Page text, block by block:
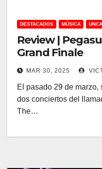
DESTACADOS MÚSICA
Review |
Grand Finale
MAR 30, 2025
El pasado 29 de
dos conciertos del
The…